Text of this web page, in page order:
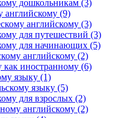
дошкольникам (3)
английскому (9)
английскому (3)
для путешествий (3)
для начинающих (5)
английскому (2)
как иностранному (6)
языку (1)
языку (5)
для взрослых (2)
английскому (2)